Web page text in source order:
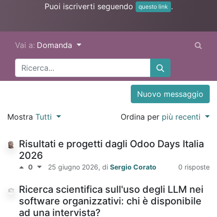
Puoi iscriverti seguendo questo link .
Vai a: Domanda
Nuovo messaggio
Mostra Tutti Ordina per più recenti
Risultati e progetti dagli Odoo Days Italia
2026
0 25 giugno 2026, di Sergio Corato 0 risposte
Ricerca scientifica sull'uso degli LLM nei
software organizzativi: chi è disponibile
ad una intervista?